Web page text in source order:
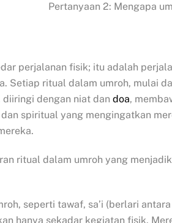
Pertanyaan 2: Mengapa
perjalanan fisik; itu adalah
Setiap ritual dalam umroh, mulai
diiringi dengan niat dan doa,
spiritual yang mengingatkan
ritual dalam umroh yang
seperti tawaf, sa’i (berlari
hanya sekadar kegiatan fisik.